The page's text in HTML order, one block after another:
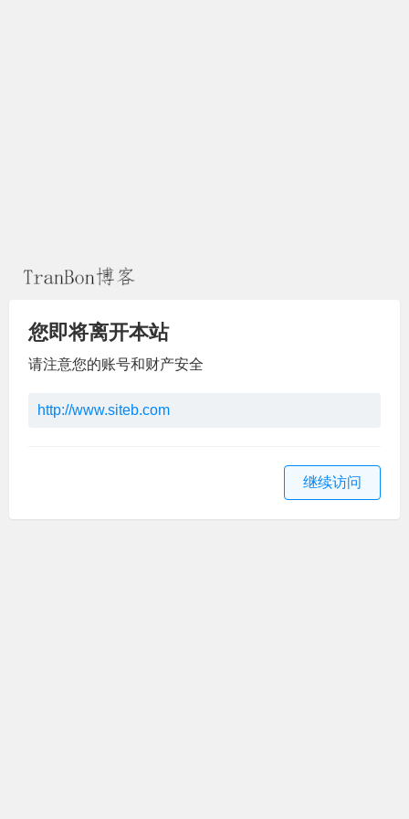
您即将离开本站
请注意您的账号和财产安全
http://www.siteb.com
继续访问